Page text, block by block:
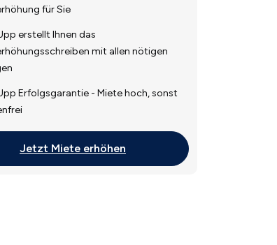
für Sie
erstellt Ihnen das
mit allen nötigen
Erfolgsgarantie - Miete hoch, sonst
Jetzt Miete erhöhen